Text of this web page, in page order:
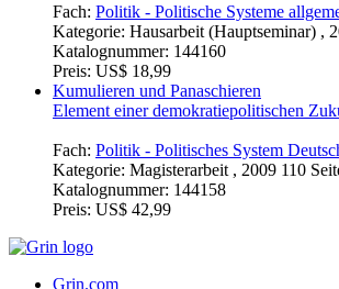
Fach: Politik - Politische Systeme
Kategorie: Hausarbeit (Hauptseminar) ,
Katalognummer: 144160
Preis: US$ 18,99
Kumulieren und Panaschieren
Element einer demokratiepolitischen
Fach: Politik - Politisches System
Kategorie: Magisterarbeit , 2009 110
Katalognummer: 144158
Preis: US$ 42,99
Grin.com